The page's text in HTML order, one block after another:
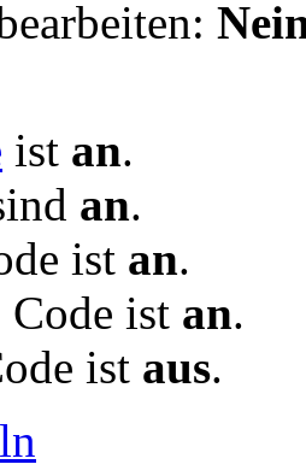
ist an.
an.
ist an.
Code ist an.
ist aus.